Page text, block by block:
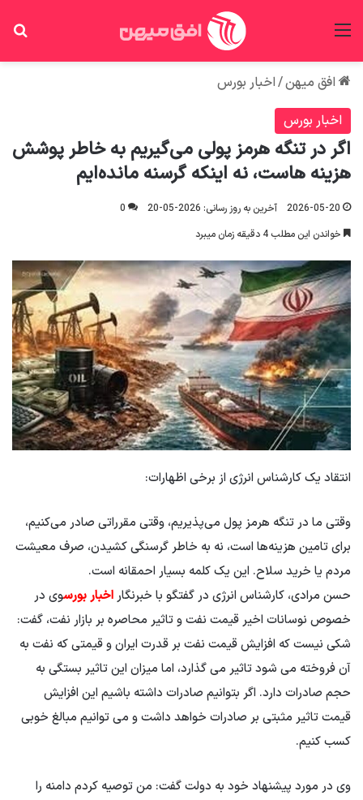
افق میهن/اخبار بورس
اخبار بورس
اگر در تنگه هرمز پولی می‌گیریم به خاطر پوشش
هزینه هاست، نه اینکه گرسنه مانده‌ایم
2026-05-20 آخرین به روز رسانی: 2026-05-20
0
خواندن این مطلب 4 دقیقه زمان میبرد
انتقاد یک کارشناس انرژی از برخی اظهارات:
وقتی ما در تنگه هرمز پول می‌پذیریم، وقتی مقرراتی صادر می‌کنیم،
برای تامین هزینه‌ها است، نه به خاطر گرسنگی کشیدن، صرف معیشت
مردم یا خرید سلاح. این یک کلمه بسیار احمقانه است.
حسن مرادی، کارشناس انرژی در گفتگو با خبرنگاراخبار بورسوی در
خصوص نوسانات اخیر قیمت نفت و تاثیر محاصره بر بازار نفت، گفت:
شکی نیست که افزایش قیمت نفت بر قدرت ایران و قیمتی که نفت به
آن فروخته می شود تاثیر می گذارد، اما میزان این تاثیر بستگی به
حجم صادرات دارد. اگر بتوانیم صادرات داشته باشیم این افزایش
قیمت تاثیر مثبتی بر صادرات خواهد داشت و می توانیم مبالغ خوبی
کسب کنیم.
وی در مورد پیشنهاد خود به دولت گفت: من توصیه کردم دامنه را